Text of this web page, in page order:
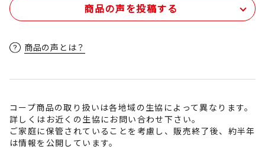
商品の声を投稿する
商品の声とは？
コープ商品の取り扱いは各地域の生協によって異なります。
詳しくはお近くの生協にお問い合わせ下さい。
ご家庭に保管されていることを考慮し、販売終了後、約半年
は情報を公開しています。